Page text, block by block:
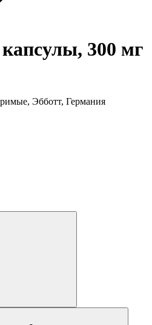
300 мг
Эбботт, Германия